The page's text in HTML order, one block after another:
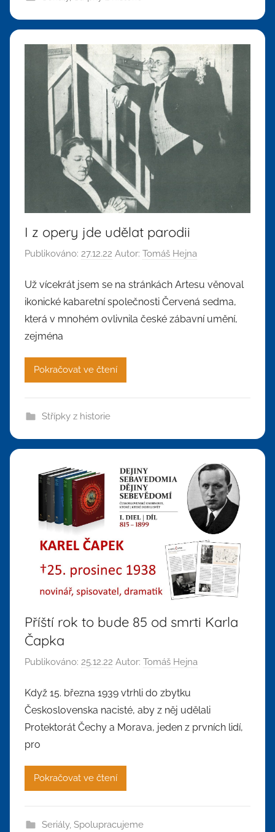
I z opery jde udělat parodii
Publikováno: 27.12.22 Autor: Tomáš Hejna
Už vícekrát jsem se na stránkách Artesu věnoval
ikonické kabaretní společnosti Červená sedma,
která v mnohém ovlivnila české zábavní umění,
zejména
Pokračovat ve čtení
Střípky z historie
Příští rok to bude 85 od smrti Karla
Čapka
Publikováno: 25.12.22 Autor: Tomáš Hejna
Když 15. března 1939 vtrhli do zbytku
Československa nacisté, aby z něj udělali
Protektorát Čechy a Morava, jeden z prvních lidí,
pro
Pokračovat ve čtení
Seriály, Spolupracujeme